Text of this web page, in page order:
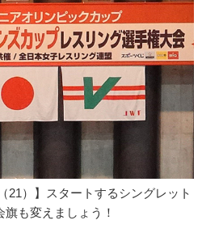
21）】スタートするシングレット
も変えましょう！